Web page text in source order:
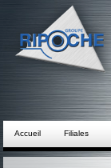
Accueil Filiales